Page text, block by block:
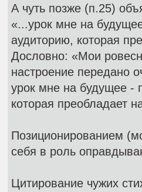
А чуть позже (п.25)
«...урок мне на
аудиторию, которая
Дословно: «Мои
настроение передано
урок мне на будущее -
которая преобладает
Позиционированием
себя в роль
Цитирование чужих